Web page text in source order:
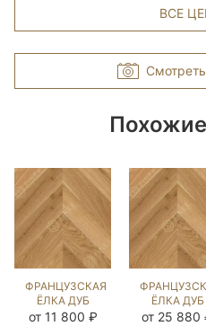
ВСЕ
ФРАНЦУЗСКАЯ
ЁЛКА ДУБ
НАТУРАЛЬНЫЙ
от 11 800 ₽
ЁЛКА ДУБ
от 25 880